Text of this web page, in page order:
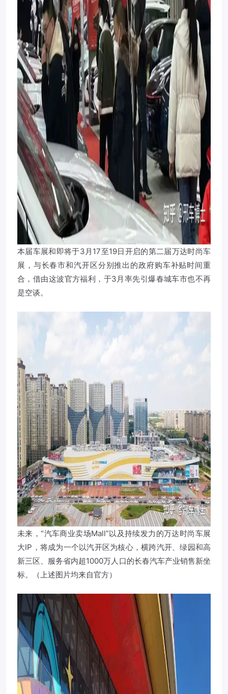
本届车展和即将于3月17至19日开启的第二届万达时尚车
展，与长春市和汽开区分别推出的政府购车补贴时间重
合，借由这波官方福利，于3月率先引爆春城车市也不再
是空谈。
未来，“汽车商业卖场Mall”以及持续发力的万达时尚车展
大IP，将成为一个以汽开区为核心，横跨汽开、绿园和高
新三区、服务省内超1000万人口的长春汽车产业销售新坐
标。（上述图片均来自官方）